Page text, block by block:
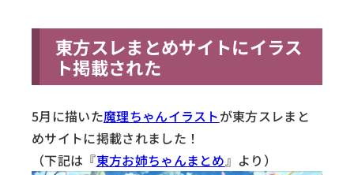
東方スレまとめサイトにイラス
ト掲載された
5月に描いた魔理ちゃんイラストが東方スレまと
めサイトに掲載されました！
（下記は『東方お姉ちゃんまとめ』より）